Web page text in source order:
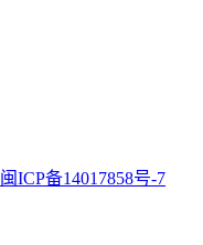
闽ICP备14017858号-7